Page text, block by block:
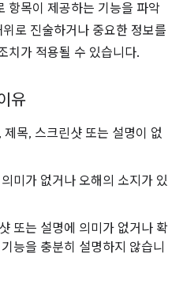
항목이 제공하는 기능을 파악
로 진술하거나 중요한 정보를
치가 적용될 수 있습니다.
유
목, 스크린샷 또는 설명이 없
미가 없거나 오해의 소지가 있
또는 설명에 의미가 없거나 확
능을 충분히 설명하지 않습니